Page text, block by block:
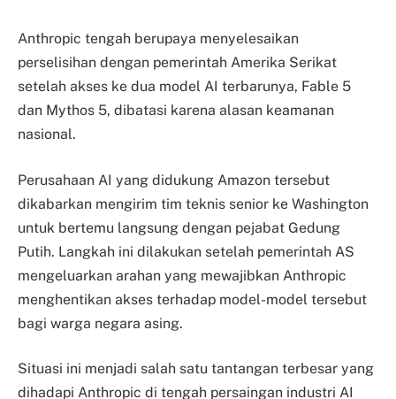
Anthropic tengah berupaya menyelesaikan
perselisihan dengan pemerintah Amerika Serikat
setelah akses ke dua model AI terbarunya, Fable 5
dan Mythos 5, dibatasi karena alasan keamanan
nasional.
Perusahaan AI yang didukung Amazon tersebut
dikabarkan mengirim tim teknis senior ke Washington
untuk bertemu langsung dengan pejabat Gedung
Putih. Langkah ini dilakukan setelah pemerintah AS
mengeluarkan arahan yang mewajibkan Anthropic
menghentikan akses terhadap model-model tersebut
bagi warga negara asing.
Situasi ini menjadi salah satu tantangan terbesar yang
dihadapi Anthropic di tengah persaingan industri AI